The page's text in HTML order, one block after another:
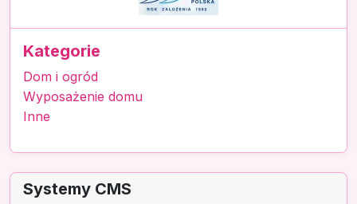
Kategorie
Dom i ogród
Wyposażenie domu
Inne
Systemy CMS